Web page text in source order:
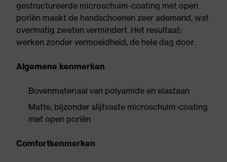
gestructureerde microschuim-coating met open
poriën maakt de handschoenen zeer ademend, wat
overmatig zweten vermindert. Het resultaat:
werken zonder vermoeidheid, de hele dag door.
Algemene kenmerken
Bovenmateriaal van polyamide en elastaan
Matte, bijzonder slijtvaste microschuim-coating
met open poriën
Comfortkenmerken